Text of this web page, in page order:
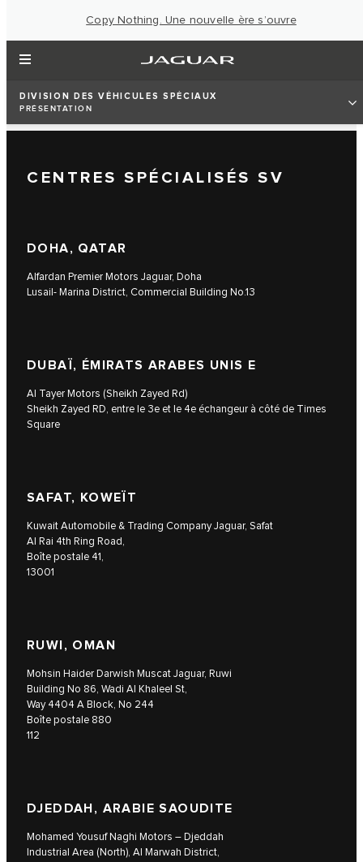
Copy Nothing. Une nouvelle ère s’ouvre
DIVISION DES VÉHICULES SPÉCIAUX
PRÉSENTATION
CENTRES SPÉCIALISÉS SV
DOHA, QATAR
Alfardan Premier Motors Jaguar, Doha
Lusail- Marina District, Commercial Building No.13
DUBAÏ, ÉMIRATS ARABES UNIS E
Al Tayer Motors (Sheikh Zayed Rd)
Sheikh Zayed RD, entre le 3e et le 4e échangeur à côté de Times
Square
SAFAT, KOWEÏT
Kuwait Automobile & Trading Company Jaguar, Safat
Al Rai 4th Ring Road,
Boîte postale 41,
13001
RUWI, OMAN
Mohsin Haider Darwish Muscat Jaguar, Ruwi
Building No 86, Wadi Al Khaleel St,
Way 4404 A Block, No 244
Boîte postale 880
112
DJEDDAH, ARABIE SAOUDITE
Mohamed Yousuf Naghi Motors – Djeddah
Industrial Area (North), Al Marwah District,